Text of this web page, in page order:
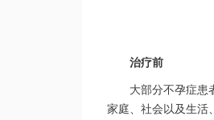
治疗前
大部分不孕症患
家庭、社会以及生活